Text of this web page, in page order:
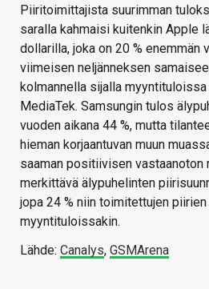
Piiritoimittajista suurimman
saralla kahmaisi kuitenkin Apple
dollarilla, joka on 20 % enemmän
viimeisen neljänneksen
kolmannella sijalla
MediaTek. Samsungin tulos
vuoden aikana 44 %, mutta
hieman korjaantuvan muun
saaman positiivisen vastaanoton
merkittävä älypuhelinten
jopa 24 % niin toimitettujen
myyntituloissakin.
Lähde: Canalys, GSMArena